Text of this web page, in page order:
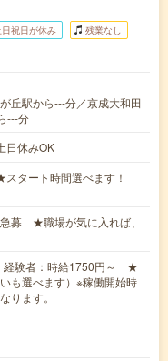
日祝日が休み 残業なし
丘駅から---分／京成大和田
---分
休みOK
タート時間選べます！
募 ★職場が気に入れば、
経験者：時給1750円～ ★
も選べます）※稼働開始時
ります。